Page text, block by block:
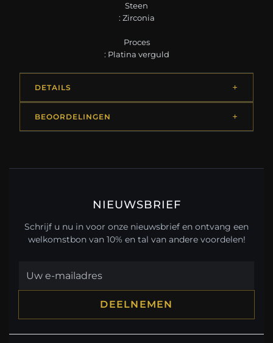
Steen
: Zirconia
Proces
: Platina verguld
DETAILS
BEOORDELINGEN
NIEUWSBRIEF
Schrijf u nu in voor onze nieuwsbrief en ontvang een
welkomstbon van 10% en tal van andere voordelen!
DEELNEMEN